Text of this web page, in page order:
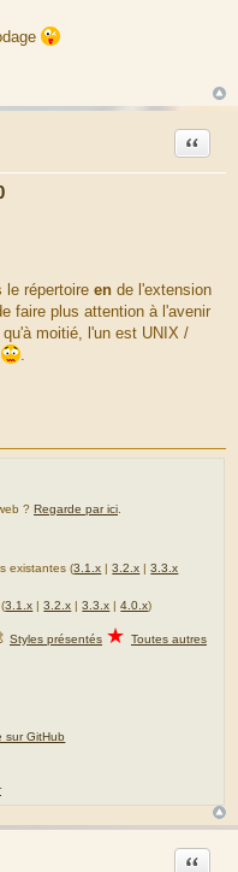
Citation
le répertoire en de l'extension
faire plus attention à l'avenir
moitié, l'un est UNIX /
.
? Regarde par ici.
existantes (3.1.x |3.2.x |3.3.x
3.1.x |3.2.x |3.3.x |4.0.x)
Styles présentés ★ Toutes autres
sur GitHub
Citation